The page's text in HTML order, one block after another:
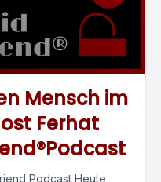
Mensch im
Ferhat
Podcast Heute